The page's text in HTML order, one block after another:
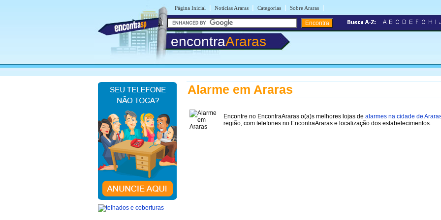
Página Inicial | Notícias Araras | Categorias | Sobre Araras |
encontraAraras
Alarme em Araras
Encontre no EncontraAraras o(a)s melhores lojas de alarmes na cidade de
região, com telefones no EncontraAraras e localização dos estabelecimentos.